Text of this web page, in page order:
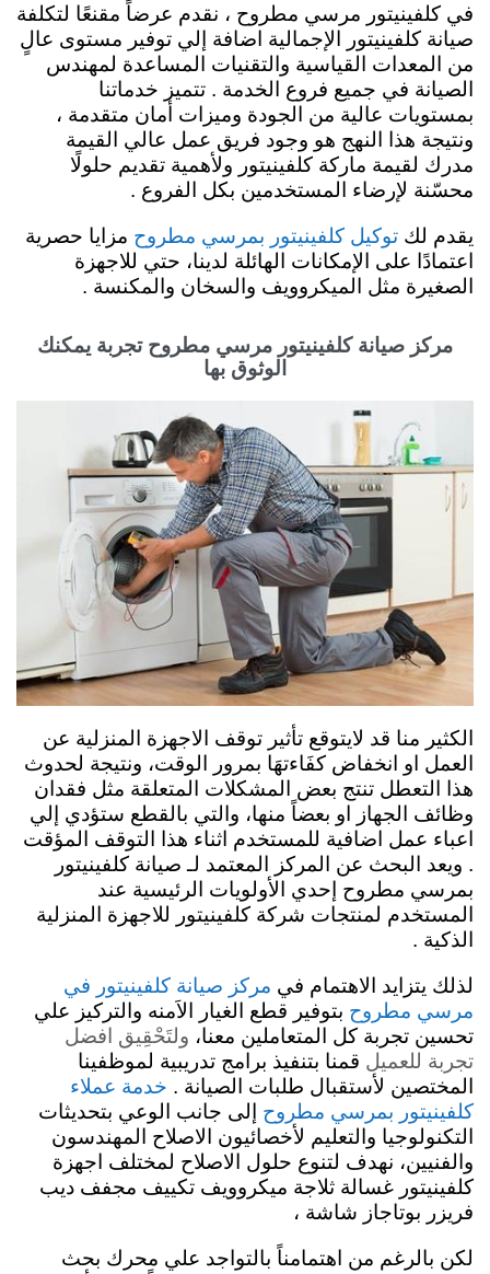
في كلفينيتور مرسي مطروح ، نقدم عرضاً مقنعًا لتكلفة
صيانة كلفينيتور الإجمالية اضافة إلي توفير مستوى عالٍ
من المعدات القياسية والتقنيات المساعدة لمهندس
الصيانة في جميع فروع الخدمة . تتميز خدماتنا
بمستويات عالية من الجودة وميزات أمان متقدمة ،
ونتيجة هذا النهج هو وجود فريق عمل عالي القيمة
مدرك لقيمة ماركة كلفينيتور ولأهمية تقديم حلولًا
محسّنة لإرضاء المستخدمين بكل الفروع .
يقدم لك توكيل كلفينيتور بمرسي مطروح مزايا حصرية
اعتمادًا على الإمكانات الهائلة لدينا، حتي للاجهزة
الصغيرة مثل الميكروويف والسخان والمكنسة .
مركز صيانة كلفينيتور مرسي مطروح تجربة يمكنك
الوثوق بها
الكثير منا قد لايتوقع تأثير توقف الاجهزة المنزلية عن
العمل او انخفاض كفَاءتهَا بمرور الوقت، ونتيجة لحدوث
هذا التعطل تنتج بعض المشكلات المتعلقة مثل فقدان
وظائف الجهاز او بعضاً منها، والتي بالقطع ستؤدي إلي
اعباء عمل اضافية للمستخدم اثناء هذا التوقف المؤقت
. ويعد البحث عن المركز المعتمد لـ صيانة كلفينيتور
بمرسي مطروح إحدي الأولويات الرئيسية عند
المستخدم لمنتجات شركة كلفينيتور للاجهزة المنزلية
الذكية .
لذلك يتزايد الاهتمام في مركز صيانة كلفينيتور في
مرسي مطروح بتوفير قطع الغيار الاَمنه والتركيز علي
تحسين تجربة كل المتعاملين معنا، ولتَحْقِيق افضل
تجربة للعميل قمنا بتنفيذ برامج تدريبية لموظفينا
المختصين لأستقبال طلبات الصيانة . خدمة عملاء
كلفينيتور بمرسي مطروح إلى جانب الوعي بتحديثات
التكنولوجيا والتعليم لأخصائيون الاصلاح المهندسون
والفنيين، نهدف لتنوع حلول الاصلاح لمختلف اجهزة
كلفينيتور غسالة ثلاجة ميكروويف تكييف مجفف ديب
فريزر بوتاجاز شاشة ،
لكن بالرغم من اهتمامناً بالتواجد علي محرك بحث